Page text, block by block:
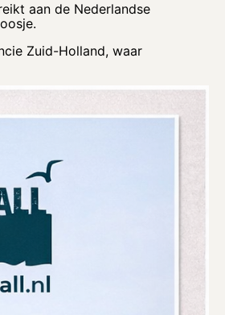
aan de Nederlandse
Zuid-Holland, waar